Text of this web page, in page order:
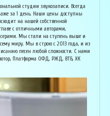
студии звукозаписи. Всегда
за 1 день. Наши цены доступны
на нашей собственной
с отличными авторами,
Мы стали на ступень выше и
миру. Мы в строю с 2013 года, и из
песен любой сложности. С нами
Платформа ОФД, РЖД, ВТБ, ХК
занимается музыкой, пишет
на профессиональном уровне.
записи с диктофона :) Состоит в
по всей России. Снимает клипы
более 1 млн. просмотров на
семье и ценностях жизни. Армен
обращайтесь!